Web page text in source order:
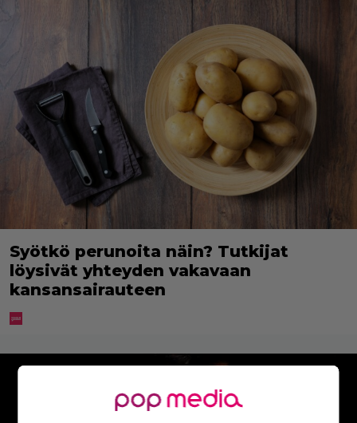
Syötkö perunoita näin? Tutkijat
löysivät yhteyden vakavaan
kansansairauteen